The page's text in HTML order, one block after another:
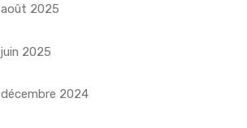
août 2025
juin 2025
décembre 2024